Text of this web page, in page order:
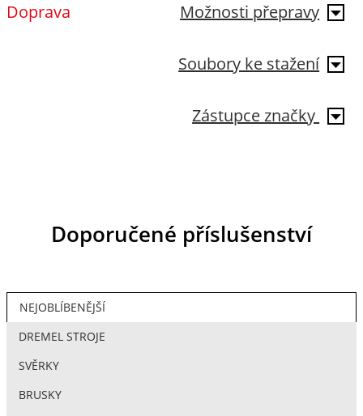
Možnosti přepravy
Doprava
Soubory ke stažení
Zástupce značky
Doporučené příslušenství
NEJOBLÍBENĚJŠÍ
DREMEL STROJE
SVĚRKY
BRUSKY